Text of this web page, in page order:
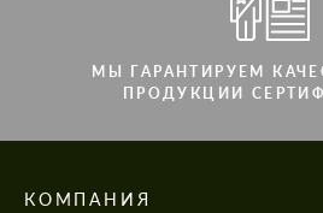
МЫ ГАРАНТИРУЕМ
ПРОДУКЦИИ
КОМПАНИЯ